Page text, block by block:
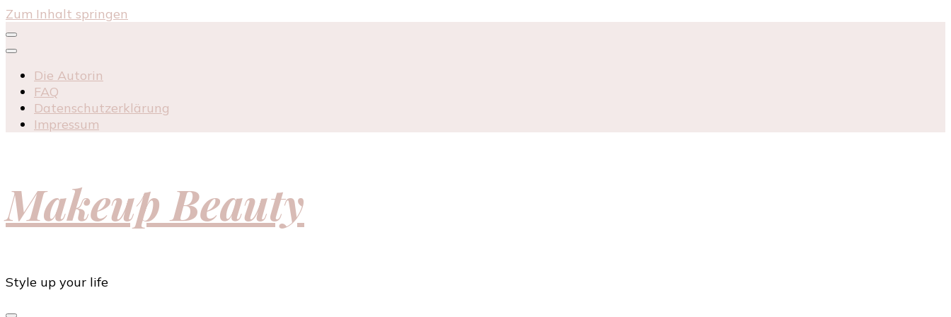
Zum Inhalt springen
Die Autorin
FAQ
Datenschutzerklärung
Impressum
Makeup Beauty
Style up your life